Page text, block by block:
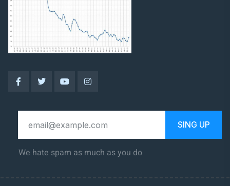
SING UP
We hate spam as much as you do